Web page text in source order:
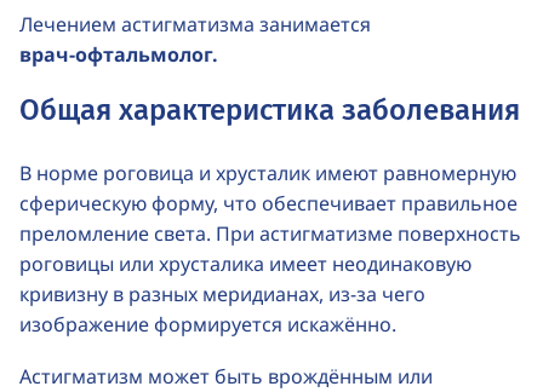
Лечением астигматизма занимается
врач-офтальмолог.
Общая характеристика заболевания
В норме роговица и хрусталик имеют равномерную
сферическую форму, что обеспечивает правильное
преломление света. При астигматизме поверхность
роговицы или хрусталика имеет неодинаковую
кривизну в разных меридианах, из-за чего
изображение формируется искажённо.
Астигматизм может быть врождённым или